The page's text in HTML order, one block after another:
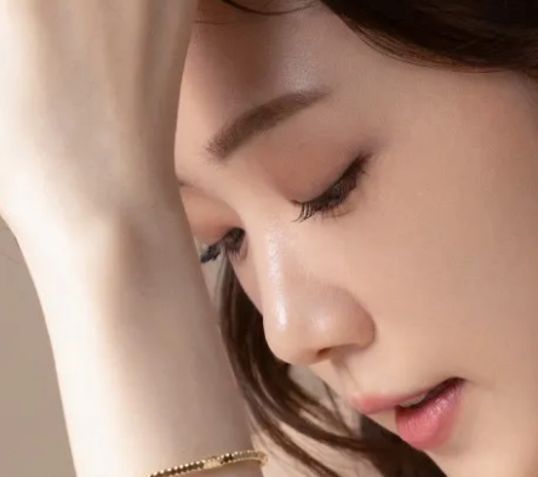
微笑珍珠耳環
NT$490 NT$580